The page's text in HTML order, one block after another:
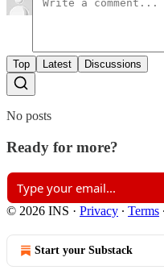
Top Latest Discussions
No posts
Ready for more?
© 2026 INS · Privacy ∙ Terms ∙
Start your Substack